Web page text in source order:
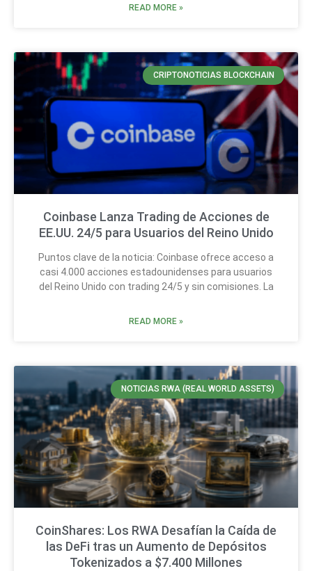
READ MORE »
CRIPTONOTICIAS BLOCKCHAIN
Coinbase Lanza Trading de Acciones de
EE.UU. 24/5 para Usuarios del Reino Unido
Puntos clave de la noticia: Coinbase ofrece acceso a
casi 4.000 acciones estadounidenses para usuarios
del Reino Unido con trading 24/5 y sin comisiones. La
READ MORE »
NOTICIAS RWA (REAL WORLD ASSETS)
CoinShares: Los RWA Desafían la Caída de
las DeFi tras un Aumento de Depósitos
Tokenizados a $7.400 Millones